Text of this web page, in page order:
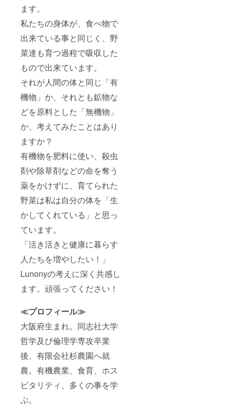
ます。
私たちの身体が、食べ物で
出来ている事と同じく、野
菜達も育つ過程で吸収した
もので出来ています。
それが人間の体と同じ「有
機物」か、それとも鉱物な
どを原料とした「無機物」
か、考えてみたことはあり
ますか？
有機物を肥料に使い、殺虫
剤や除草剤などの命を奪う
薬をかけずに、育てられた
野菜は私は自分の体を「生
かしてくれている」と思っ
ています。
「活き活きと健康に暮らす
人たちを増やしたい！」
Lunonyの考えに深く共感し
ます。頑張ってください！
≪プロフィール≫
大阪府生まれ。同志社大学
哲学及び倫理学専攻卒業
後、有限会社杉農園へ就
農。有機農業、食育、ホス
ピタリティ、多くの事を学
ぶ。